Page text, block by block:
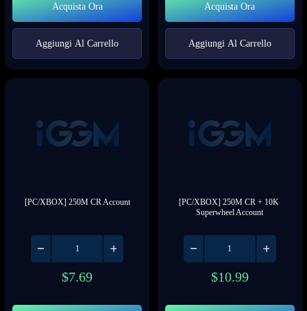
Acquista Ora
Aggiungi Al Carrello
Acquista Ora
Aggiungi Al Carrello
[PC/XBOX] 250M CR Account
$7.69
[PC/XBOX] 250M CR + 10K
Superwheel Account
$10.99